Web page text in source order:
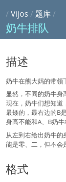
/Vijos / 题库/
奶牛排队
描述
奶牛在熊大妈的带领
显然，不同的奶牛
现在，奶牛们想知道
最矮的，最右边的B
身高不能和A、B奶
从左到右给出奶牛
能是零、二，但不会
格式